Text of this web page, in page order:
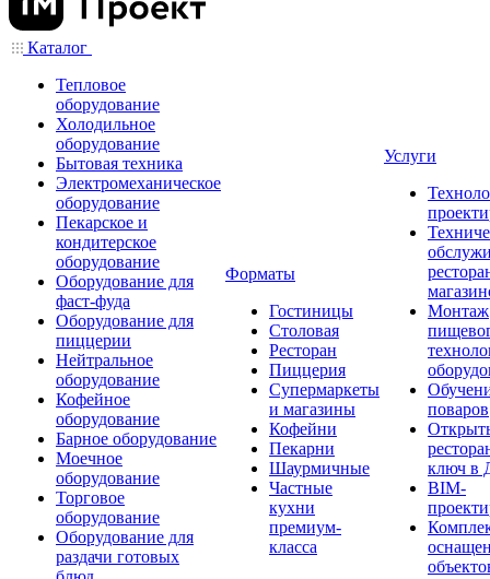
Каталог
Тепловое
оборудование
Холодильное
оборудование
Бытовая техника
Электромеханическое
оборудование
Пекарское и
кондитерское
оборудование
Оборудование для
фаст-фуда
Оборудование для
пиццерии
Нейтральное
оборудование
Кофейное
оборудование
Барное оборудование
Моечное
оборудование
Торговое
оборудование
Оборудование для
раздачи готовых
Форматы
Гостиницы
Столовая
Ресторан
Пиццерия
Супермаркеты
и магазины
Кофейни
Пекарни
Шаурмичные
Частные
кухни
премиум-
класса
Услуги
Монтаж
поваров
ключ в
BIM-